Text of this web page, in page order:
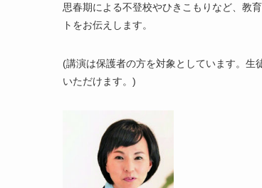
思春期による不登校やひきこもりなど、教
トをお伝えします。
(講演は保護者の方を対象としています。
いただけます。)